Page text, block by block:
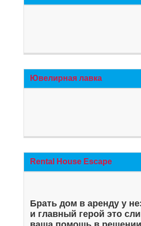
Ювелирная лавка
Rental House Escape
Брать дом в аренду у
и главный герой это